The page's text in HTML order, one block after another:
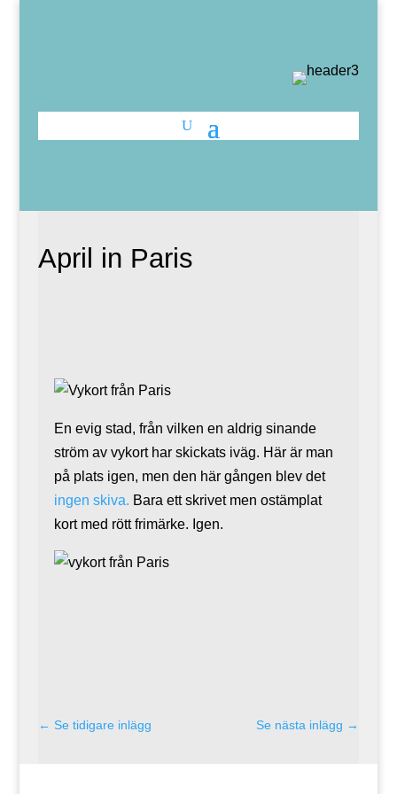
April in Paris
En evig stad, från vilken en aldrig sinande
ström av vykort har skickats iväg. Här är man
på plats igen, men den här gången blev det
ingen skiva. Bara ett skrivet men ostämplat
kort med rött frimärke. Igen.
← Se tidigare inlägg Se nästa inlägg →